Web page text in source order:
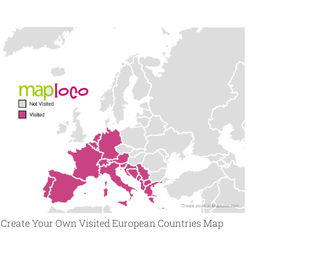
Create Your Own Visited European Countries Map